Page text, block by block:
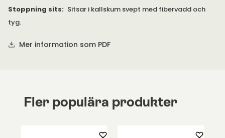
Stoppning sits: Sitsar i kallskum svept med fibervadd och
tyg.
Mer information som PDF
Fler populära produkter